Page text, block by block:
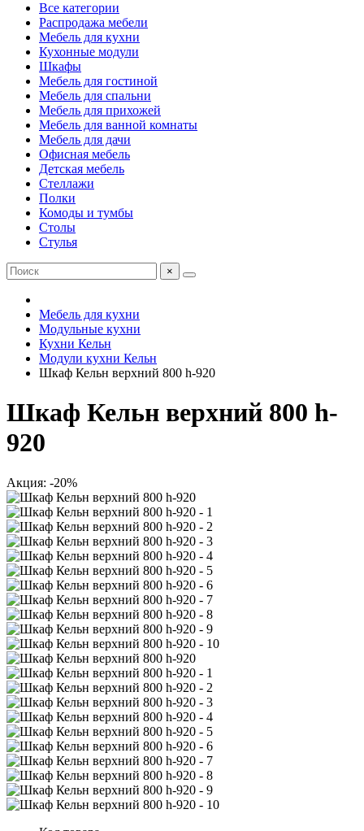
Все категории
Распродажа мебели
Мебель для кухни
Кухонные модули
Шкафы
Мебель для гостиной
Мебель для спальни
Мебель для прихожей
Мебель для ванной комнаты
Мебель для дачи
Офисная мебель
Детская мебель
Стеллажи
Полки
Комоды и тумбы
Столы
Стулья
×
Мебель для кухни
Модульные кухни
Кухни Кельн
Модули кухни Кельн
Шкаф Кельн верхний 800 h-920
Шкаф Кельн верхний 800 h-
920
Акция: -20%